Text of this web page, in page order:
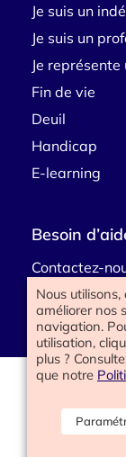
Je suis un
Je suis un
Je
Fin de vie
Deuil
Handicap
E-learning
Besoin
Contactez-
Politique de
Nous
améliorer nos
navigation.
utilisation,
plus ?
que notre